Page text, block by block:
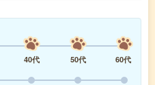
40代 50代
60代